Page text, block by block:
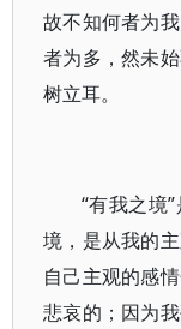
故不知何者为
者为多，然未
树立耳。
“有我之境
境，是从我的
自己主观的感
悲哀的；因为